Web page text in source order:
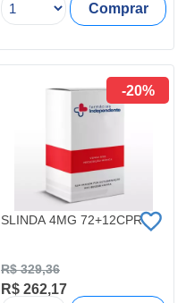
Comprar
-20%
SLINDA 4MG 72+12CPR
R$ 329,36
R$ 262,17